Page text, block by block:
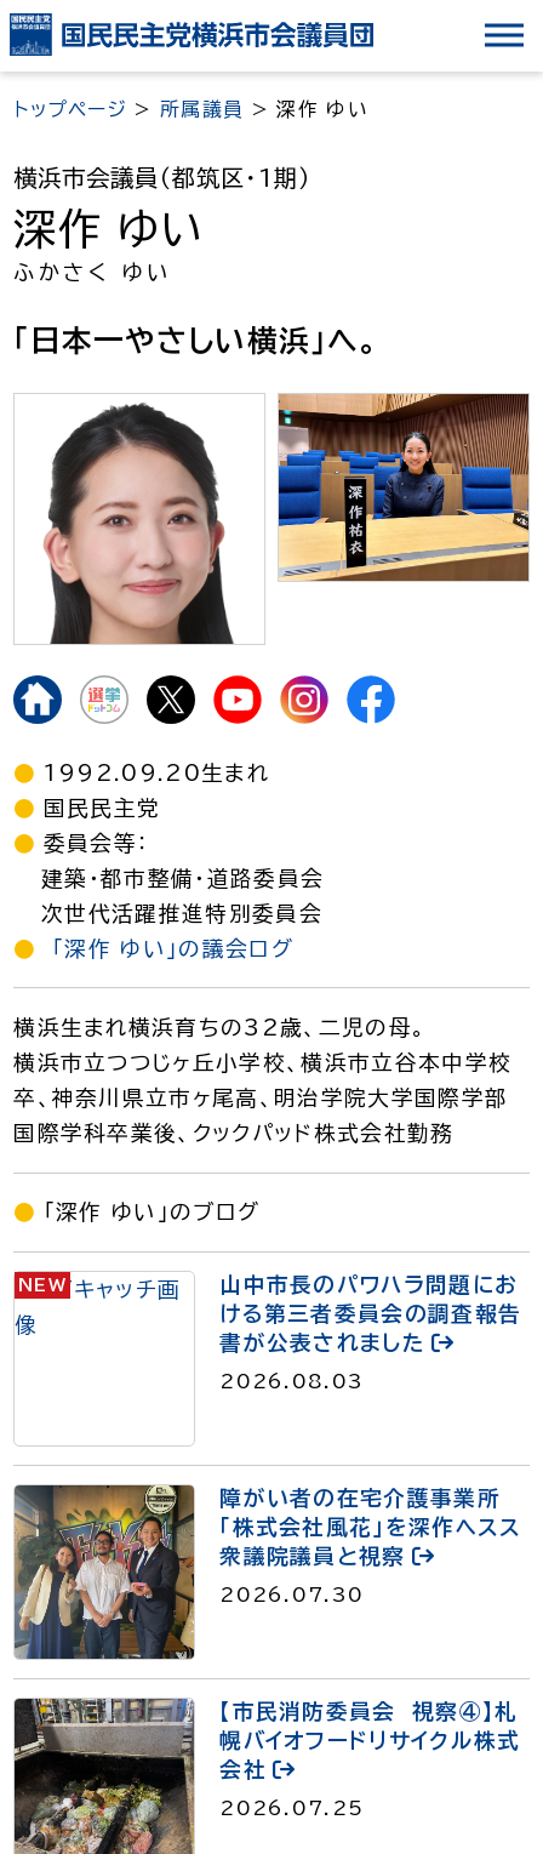
ナ
ビ
ー
ョ
ン
を
キ
トップページ > 所属議員 >深作 ゆい
横浜市会議員（都筑区・1期）
深作 ゆい
ふかさく ゆい
「日本一やさしい横浜」へ。
1992.09.20生まれ
国民民主党
委員会等：
建築・都市整備・道路委員会
次世代活躍推進特別委員会
「深作 ゆい」の議会ログ
横浜生まれ横浜育ちの32歳、二児の母。
横浜市立つつじヶ丘小学校、横浜市立谷本中学校
卒、神奈川県立市ヶ尾高、明治学院大学国際学部
国際学科卒業後、クックパッド株式会社勤務
「深作 ゆい」のブログ
NEW
山中市長のパワハラ問題にお
ける第三者委員会の調査報告
書が公表されました
2026.08.03
障がい者の在宅介護事業所
「株式会社風花」を深作ヘスス
衆議院議員と視察
2026.07.30
【市民消防委員会 視察④】札
幌バイオフードリサイクル株式
会社
2026.07.25